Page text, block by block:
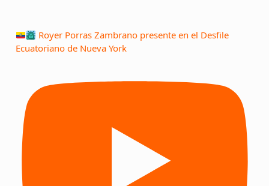
Royer Porras Zambrano presente en el Desfile
Ecuatoriano de Nueva York